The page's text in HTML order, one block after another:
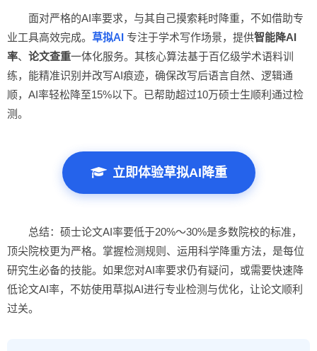
面对严格的AI率要求，与其自己摸索耗时降重，不如借助专
业工具高效完成。 草拟AI 专注于学术写作场景，提供智能降AI
率、 论文查重一体化服务。其核心算法基于百亿级学术语料训
练，能精准识别并改写AI痕迹，确保改写后语言自然、逻辑通
顺，AI率轻松降至15%以下。已帮助超过10万硕士生顺利通过检
测。
立即体验草拟AI降重
总结：硕士论文AI率要低于20%～30%是多数院校的标准，
顶尖院校更为严格。掌握检测规则、运用科学降重方法，是每位
研究生必备的技能。如果您对AI率要求仍有疑问，或需要快速降
低论文AI率，不妨使用草拟AI进行专业检测与优化，让论文顺利
过关。